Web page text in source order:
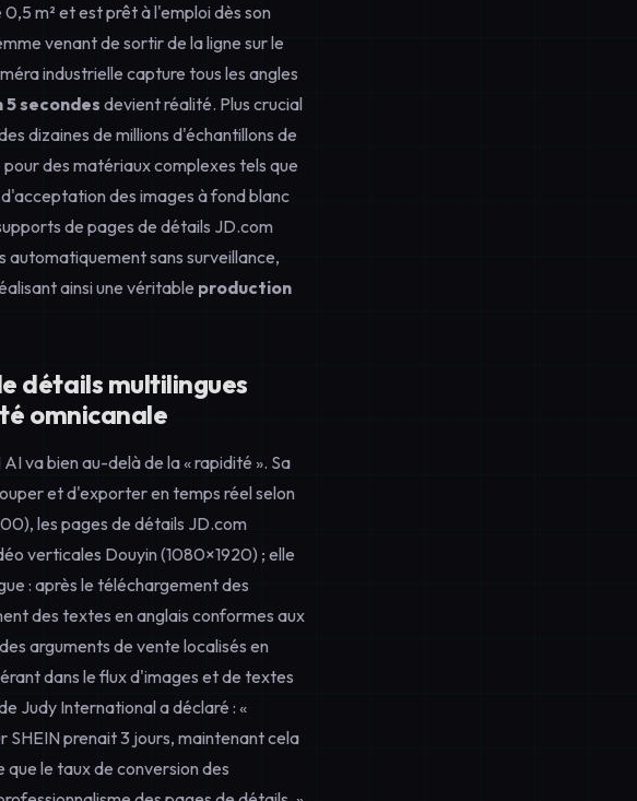
m² et est prêt à l'emploi dès son
venant de sortir de la ligne sur le
industrielle capture tous les angles
secondes devient réalité. Plus crucial
dizaines de millions d'échantillons de
des matériaux complexes tels que
des images à fond blanc
de pages de détails JD.com
automatiquement sans surveillance,
ainsi une véritable production
détails multilingues
omnicanale
va bien au-delà de la « rapidité ». Sa
et d'exporter en temps réel selon
les pages de détails JD.com
verticales Douyin (1080×1920) ; elle
: après le téléchargement des
des textes en anglais conformes aux
arguments de vente localisés en
dans le flux d'images et de textes
Judy International a déclaré : «
SHEIN prenait 3 jours, maintenant cela
le taux de conversion des